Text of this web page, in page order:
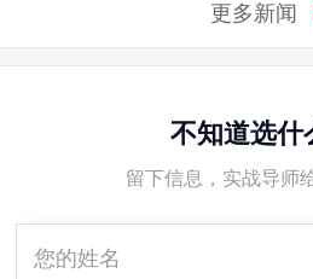
更多新闻
不知道选什
留下信息，实战导师